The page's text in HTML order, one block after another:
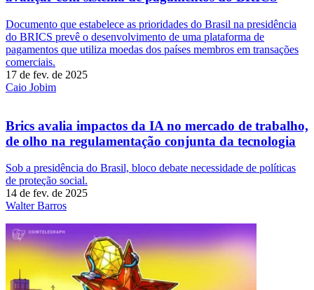
Documento que estabelece as prioridades do Brasil na presidência
do BRICS prevê o desenvolvimento de uma plataforma de
pagamentos que utiliza moedas dos países membros em transações
comerciais.
17 de fev. de 2025
Caio Jobim
Brics avalia impactos da IA no mercado de trabalho,
de olho na regulamentação conjunta da tecnologia
Sob a presidência do Brasil, bloco debate necessidade de políticas
de proteção social.
14 de fev. de 2025
Walter Barros